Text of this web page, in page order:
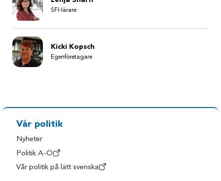
SFI-lärare
Kicki Kopsch
Egenföretagare
Vår politik
Nyheter
Politik A-Ö
Vår politik på lätt svenska